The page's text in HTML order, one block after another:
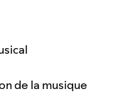
de la musique